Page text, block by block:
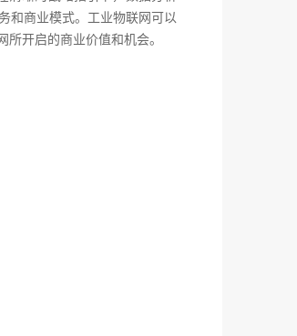
和商业模式。工业物联网可以
开启的商业价值和机会。